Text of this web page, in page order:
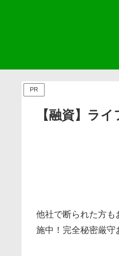
PR
【融資】ラ
他社で断られた方も
施中！完全秘密厳守